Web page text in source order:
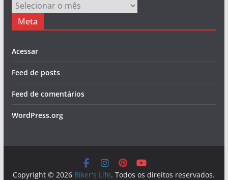
Arquivos
Meta
Acessar
Feed de posts
Feed de comentários
WordPress.org
Copyright © 2026 Biker's Life. Todos os direitos reservados.